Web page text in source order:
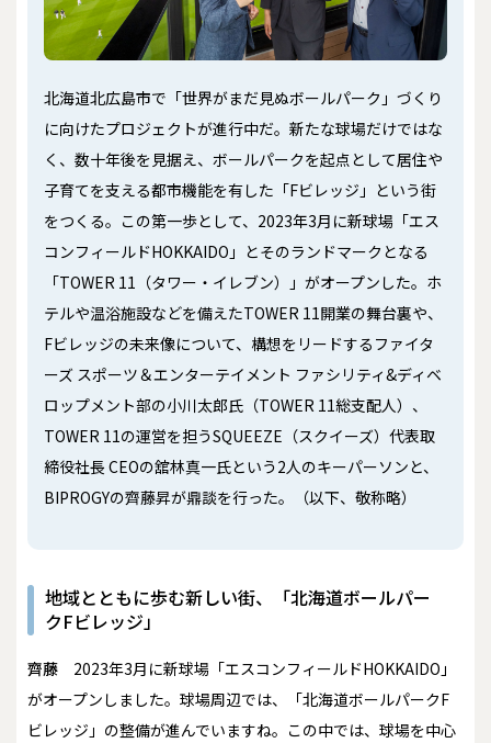
北海道北広島市で「世界がまだ見ぬボールパーク」づくり
に向けたプロジェクトが進行中だ。新たな球場だけではな
く、数十年後を見据え、ボールパークを起点として居住や
子育てを支える都市機能を有した「Fビレッジ」という街
をつくる――。この第一歩として、2023年3月に新球場「エス
コンフィールドHOKKAIDO」とそのランドマークとなる
「TOWER 11（タワー・イレブン）」がオープンした。ホ
テルや温浴施設などを備えたTOWER 11開業の舞台裏や、
Fビレッジの未来像について、構想をリードするファイタ
ーズ スポーツ＆エンターテイメント ファシリティ&ディベ
ロップメント部の小川太郎氏（TOWER 11総支配人）、
TOWER 11の運営を担うSQUEEZE（スクイーズ）代表取
締役社長 CEOの舘林真一氏という2人のキーパーソンと、
BIPROGYの齊藤昇が鼎談を行った。（以下、敬称略）
地域とともに歩む新しい街、「北海道ボールパー
クFビレッジ」
齊藤
2023年3月に新球場「エスコンフィールドHOKKAIDO」
がオープンしました。球場周辺では、「北海道ボールパークF
ビレッジ」の整備が進んでいますね。この中では、球場を中心